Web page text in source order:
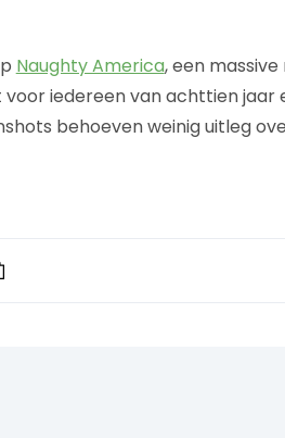
Naughty America, een
iedereen van achttien jaar
behoeven weinig uitleg